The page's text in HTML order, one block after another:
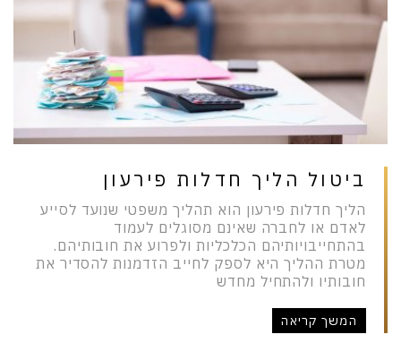
ביטול הליך חדלות פירעון
הליך חדלות פירעון הוא תהליך משפטי שנועד לסייע
לאדם או לחברה שאינם מסוגלים לעמוד
בהתחייבויותיהם הכלכליות ולפרוע את חובותיהם.
מטרת ההליך היא לספק לחייב הזדמנות להסדיר את
חובותיו ולהתחיל מחדש
המשך קריאה